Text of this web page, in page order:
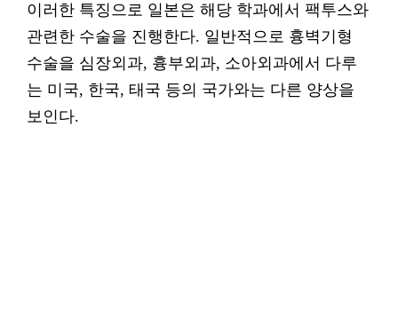
이러한 특징으로 일본은 해당 학과에서 팩투스와
관련한 수술을 진행한다. 일반적으로 흉벽기형
수술을 심장외과, 흉부외과, 소아외과에서 다루
는 미국, 한국, 태국 등의 국가와는 다른 양상을
보인다.